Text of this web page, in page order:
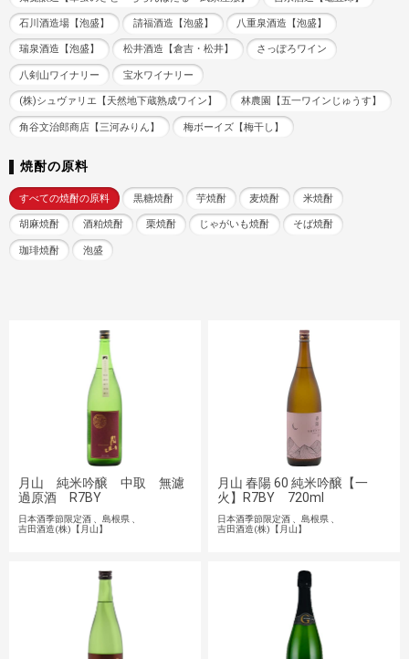
石川酒造場【泡盛】 請福酒造【泡盛】 八重泉酒造【泡盛】
瑞泉酒造【泡盛】 松井酒造【倉吉・松井】 さっぽろワイン
八剣山ワイナリー 宝水ワイナリー
(株)シュヴァリエ【天然地下蔵熟成ワイン】 林農園【五一ワインじゅうす】
角谷文治郎商店【三河みりん】 梅ボーイズ【梅干し】
焼酎の原料
すべての焼酎の原料 黒糖焼酎 芋焼酎 麦焼酎 米焼酎
胡麻焼酎 酒粕焼酎 栗焼酎 じゃがいも焼酎 そば焼酎
珈琲焼酎 泡盛
月山 純米吟醸 中取 無濾
過原酒 R7BY
日本酒季節限定酒
島根県
吉田酒造(株)【月山】
月山 春陽 60 純米吟醸【一
火】R7BY 720ml
日本酒季節限定酒
島根県
吉田酒造(株)【月山】